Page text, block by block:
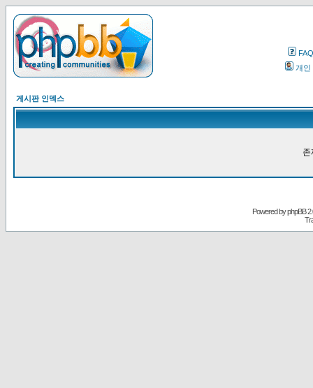
FAQ
개인
게시판 인덱스
존
Powered byphpBB